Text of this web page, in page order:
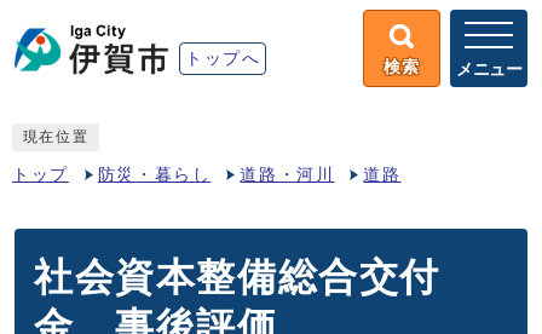
トップへ 検索 メニュー
現在位置
トップ 防災・暮らし 道路・河川 道路
社会資本整備総合交付